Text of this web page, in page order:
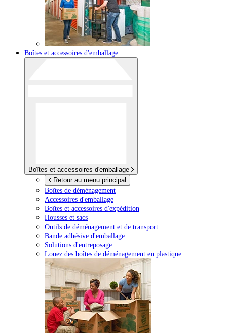
Boîtes et accessoires d'emballage
Boîtes et accessoires d'emballage
Retour au menu principal
Boîtes de déménagement
Accessoires d'emballage
Boîtes et accessoires d'expédition
Housses et sacs
Outils de déménagement et de transport
Bande adhésive d'emballage
Solutions d'entreposage
Louez des boîtes de déménagement en plastique